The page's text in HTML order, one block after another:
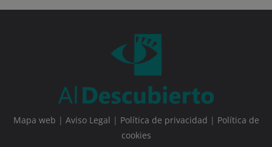
Mapa web | Aviso Legal | Política de privacidad | Política de
cookies